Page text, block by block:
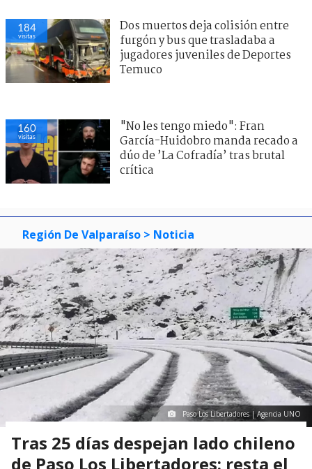
184
visitas
Dos muertos deja colisión entre
furgón y bus que trasladaba a
jugadores juveniles de Deportes
Temuco
160
visitas
"No les tengo miedo": Fran
García-Huidobro manda recado a
dúo de ’La Cofradía’ tras brutal
crítica
Región De Valparaíso > Noticia
Paso Los Libertadores | Agencia UNO
Tras 25 días despejan lado chileno
de Paso Los Libertadores: resta el